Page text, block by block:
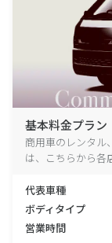
基本料金プラン
商用車のレンタル
は、こちらから各
代表車種
ボディタイプ
営業時間